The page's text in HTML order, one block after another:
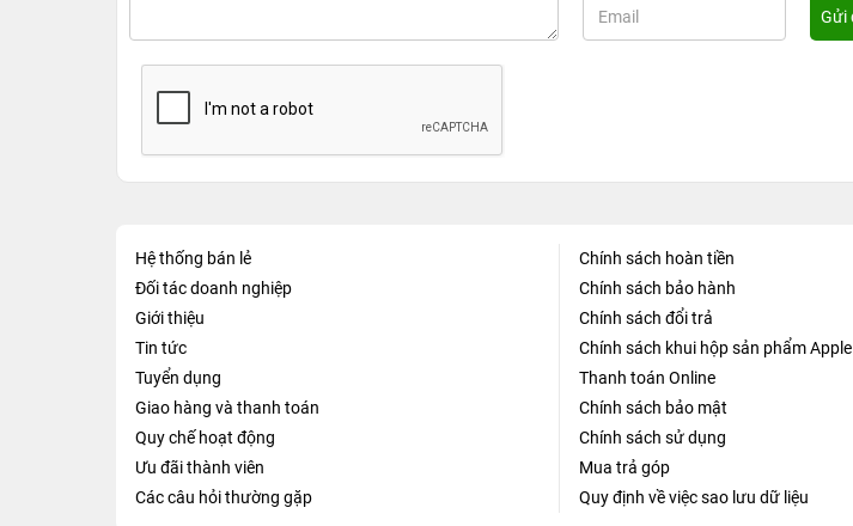
Hệ thống bán lẻ
Đối tác doanh nghiệp
Giới thiệu
Tin tức
Tuyển dụng
Giao hàng và thanh toán
Quy chế hoạt động
Ưu đãi thành viên
Các câu hỏi thường gặp
Chính sách hoàn tiền
Chính sách bảo hành
Chính sách đổi trả
Chính sách khui hộp sản phẩm Apple
Thanh toán Online
Chính sách bảo mật
Chính sách sử dụng
Mua trả góp
Quy định về việc sao lưu dữ liệu